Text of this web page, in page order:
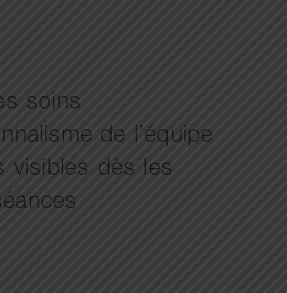
soins
de l’équipe
visibles dès les